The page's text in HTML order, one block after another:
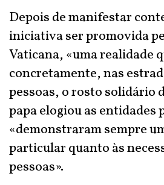
Depois de manifestar
iniciativa ser promovida
Vaticana, «uma realidade
concretamente, nas
pessoas, o rosto solidário
papa elogiou as entidades
«demonstraram sempre
particular quanto às
pessoas».